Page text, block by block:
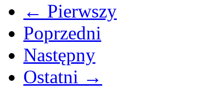
← Pierwszy
Poprzedni
Następny
Ostatni →